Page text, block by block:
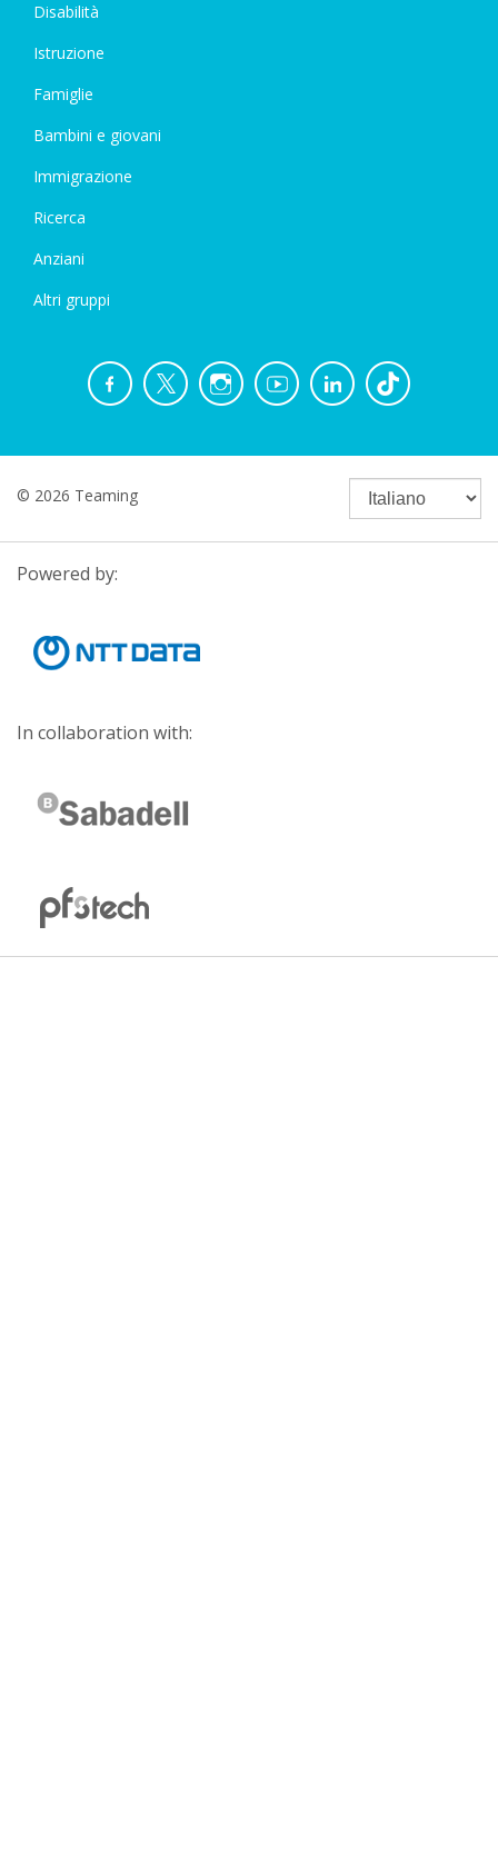
Disabilità
Istruzione
Famiglie
Bambini e giovani
Immigrazione
Ricerca
Anziani
Altri gruppi
© 2026 Teaming
Powered by:
In collaboration with: